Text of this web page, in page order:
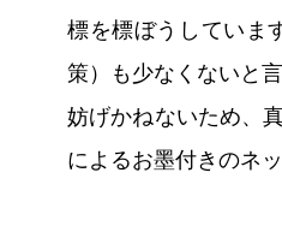
標を標ぼうしていま
策）も少なくないと
妨げかねないため、
によるお墨付きのネ